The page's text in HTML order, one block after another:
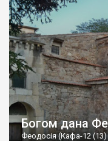
Богом дана
Феодосія (Кафа-12 (13)